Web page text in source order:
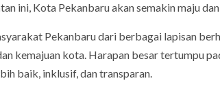
ini, Kota Pekanbaru akan semakin maju
Pekanbaru dari berbagai lapisan
kemajuan kota. Harapan besar tertumpu
baik, inklusif, dan transparan.